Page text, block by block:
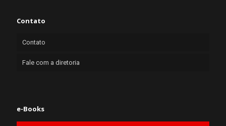
Contato
Contato
Fale com a diretoria
e-Books